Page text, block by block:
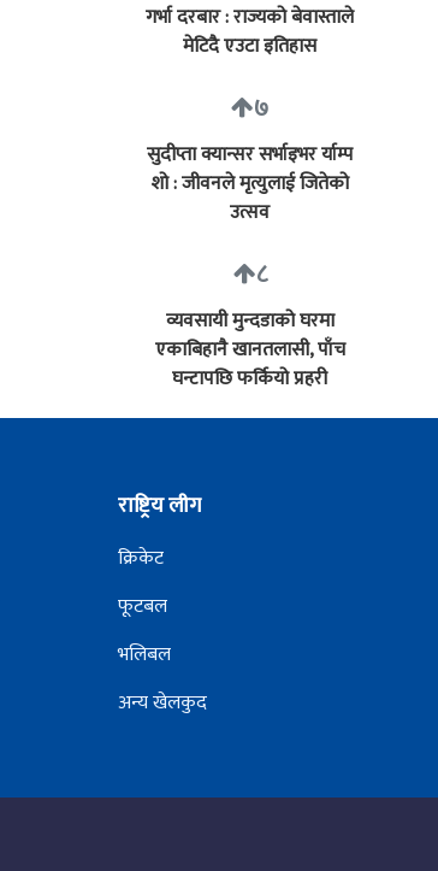
गर्भा दरबार : राज्यको बेवास्ताले
मेटिदै एउटा इतिहास
७
सुदीप्ता क्यान्सर सर्भाइभर र्याम्प
शो : जीवनले मृत्युलाई जितेको
उत्सव
८
व्यवसायी मुन्दडाको घरमा
एकाबिहानै खानतलासी, पाँच
घन्टापछि फर्कियो प्रहरी
राष्ट्रिय लीग
क्रिकेट
फूटबल
भलिबल
अन्य खेलकुद